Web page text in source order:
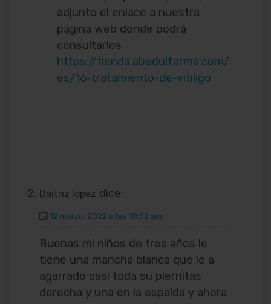
adjunto el enlace a nuestra
página web donde podrá
consultarlos
https://tienda.abedulfarma.com/
es/16-tratamiento-de-vitiligo
Daitriz lopez dice:
12 marzo, 2022 a las 10:52 am
Buenas mi niños de tres años le
tiene una mancha blanca que le a
agarrado casi toda su piernitas
derecha y una en la espalda y ahora